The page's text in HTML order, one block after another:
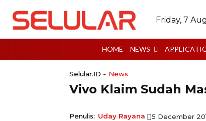
Friday, 7
HOME NEWS
Selular.ID - News
​Vivo Klaim Sudah
Penulis: Uday Rayana 5 December